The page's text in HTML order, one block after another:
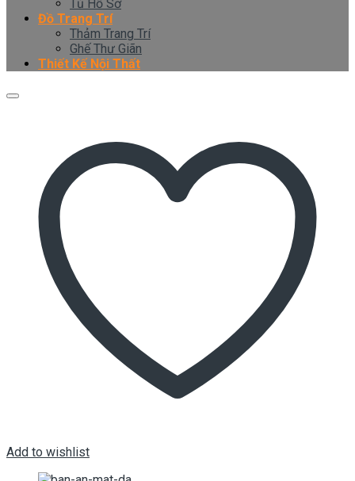
Tủ Hồ Sơ
Đồ Trang Trí
Thảm Trang Trí
Ghế Thư Giãn
Thiết Kế Nội Thất
Add to wishlist